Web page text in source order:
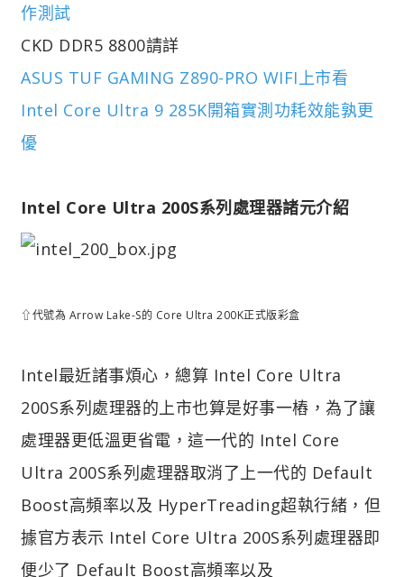
作測試
CKD DDR5 8800請詳
ASUS TUF GAMING Z890-PRO WIFI上市看
Intel Core Ultra 9 285K開箱實測功耗效能孰更
優
Intel Core Ultra 200S系列處理器諸元介紹
⇧代號為 Arrow Lake-S的 Core Ultra 200K正式版彩盒
Intel最近諸事煩心，總算 Intel Core Ultra
200S系列處理器的上市也算是好事一樁，為了讓
處理器更低溫更省電，這一代的 Intel Core
Ultra 200S系列處理器取消了上一代的 Default
Boost高頻率以及 HyperTreading超執行緒，但
據官方表示 Intel Core Ultra 200S系列處理器即
便少了 Default Boost高頻率以及